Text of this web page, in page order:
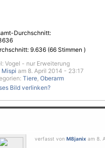
Durchschnitt:
9.636 (66 Stimmen )
Vogel - nur Erweiterung
Mispi am 8. April 2014 - 23:17
Tiere, Oberarm
Bild verlinken?
verfasst von M8janix am 8.